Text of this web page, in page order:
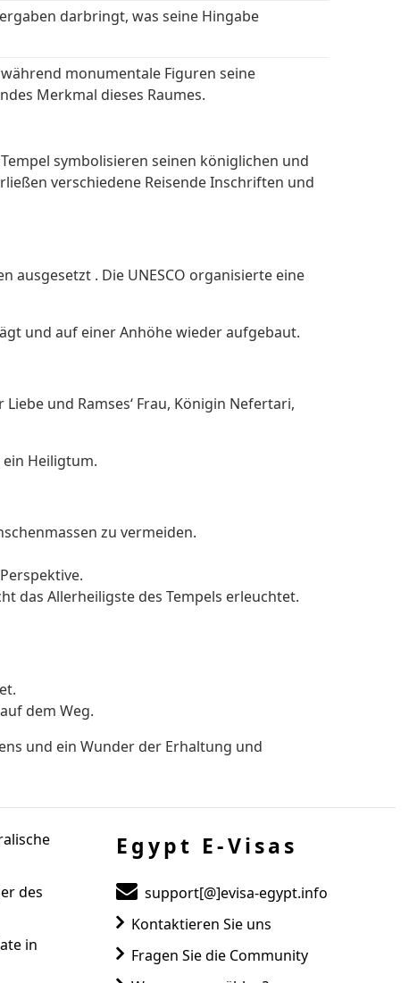
darbringt, was seine Hingabe
monumentale Figuren seine
Merkmal dieses Raumes.
symbolisieren seinen königlichen und
verschiedene Reisende Inschriften und
ausgesetzt . Die UNESCO organisierte eine
und auf einer Anhöhe wieder aufgebaut.
und Ramses‘ Frau, Königin Nefertari,
Heiligtum.
zu vermeiden.
das Allerheiligste des Tempels erleuchtet.
dem Weg.
und ein Wunder der Erhaltung und
des
in
Egypt E-Visas
support[@]evisa-egypt.info
Kontaktieren Sie uns
Fragen Sie die Community